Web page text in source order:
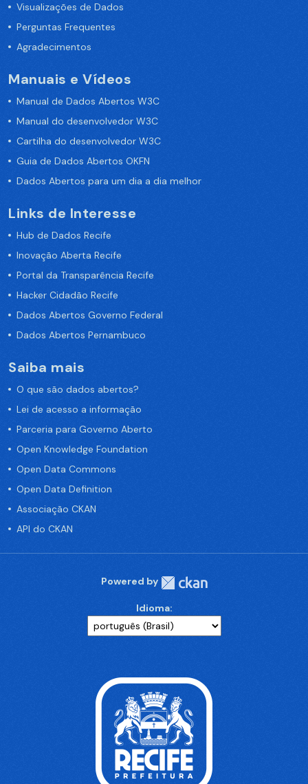
Visualizações de Dados
Perguntas Frequentes
Agradecimentos
Manuais e Vídeos
Manual de Dados Abertos W3C
Manual do desenvolvedor W3C
Cartilha do desenvolvedor W3C
Guia de Dados Abertos OKFN
Dados Abertos para um dia a dia melhor
Links de Interesse
Hub de Dados Recife
Inovação Aberta Recife
Portal da Transparência Recife
Hacker Cidadão Recife
Dados Abertos Governo Federal
Dados Abertos Pernambuco
Saiba mais
O que são dados abertos?
Lei de acesso a informação
Parceria para Governo Aberto
Open Knowledge Foundation
Open Data Commons
Open Data Definition
Associação CKAN
API do CKAN
Powered by
Idioma